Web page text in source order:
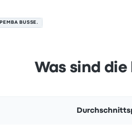
PEMBA BUSSE.
Was sind